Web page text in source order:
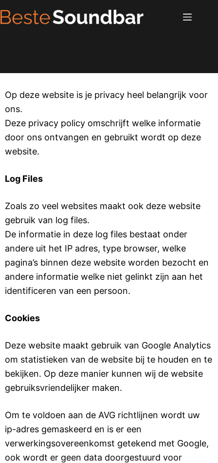
Op deze website is je privacy heel belangrijk voor
ons.
Deze privacy policy omschrijft welke informatie
door ons ontvangen en gebruikt wordt op deze
website.
Log Files
Zoals zo veel websites maakt ook deze website
gebruik van log files.
De informatie in deze log files bestaat onder
andere uit het IP adres, type browser, welke
pagina’s binnen deze website worden bezocht en
andere informatie welke niet gelinkt zijn aan het
identificeren van een persoon.
Cookies
Deze website maakt gebruik van Google Analytics
om statistieken van de website bij te houden en te
bekijken. Op deze manier kunnen wij de website
gebruiksvriendelijker maken.
Om te voldoen aan de AVG richtlijnen wordt uw
ip-adres gemaskeerd en is er een
verwerkingsovereenkomst getekend met Google,
ook wordt er geen data doorgestuurd voor